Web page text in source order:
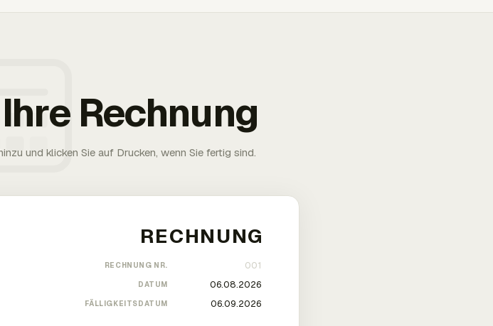
Rechnung
und klicken Sie auf Drucken, wenn Sie fertig sind.
RECHNUNG NR.
DATUM
FÄLLIGKEITSDATUM